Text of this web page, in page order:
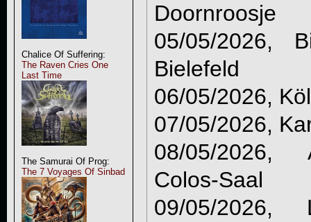
Chalice Of Suffering:
The Raven Cries One
Last Time
The Samurai Of Prog:
The 7 Voyages Of Sinbad
Doornroosje
05/05/2026,
Bielefeld
06/05/2026,
07/05/2026,
08/05/2026,
Colos-Saal
09/05/